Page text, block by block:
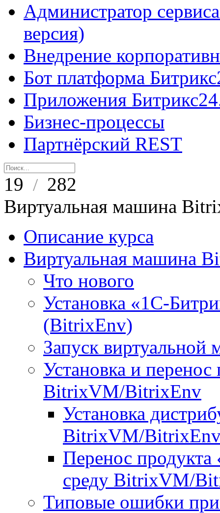
Администратор
версия)
Внедрение
Бот платформа
Приложения
Бизнес-процессы
Партнёрский REST
19 / 282
Виртуальная машина
Описание курса
Виртуальная машина
Что нового
Установка «1С-
(BitrixEnv)
Запуск
Установка и
BitrixVM/BitrixEnv
Установка
BitrixVM/
Перенос
среду BitrixVM/
Типовые ошибки при